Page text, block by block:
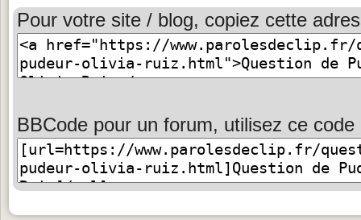
Pour votre site / blog, copiez cette
BBCode pour un forum, utilisez ce code